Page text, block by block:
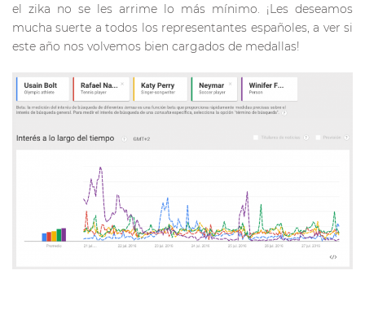
el zika no se les arrime lo más mínimo. ¡Les deseamos
mucha suerte a todos los representantes españoles, a ver si
este año nos volvemos bien cargados de medallas!